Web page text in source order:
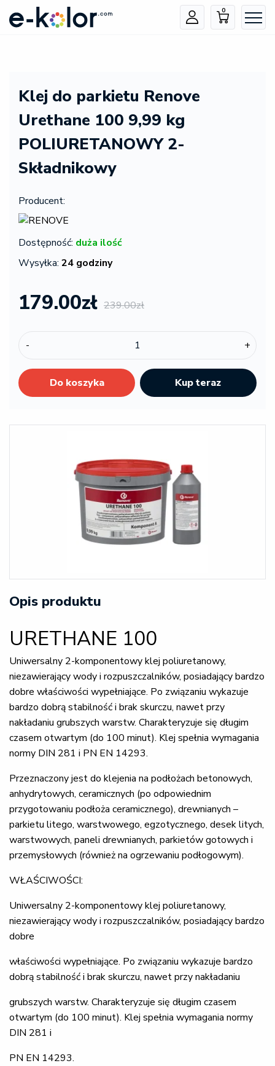
0
Klej do parkietu Renove
Urethane 100 9,99 kg
POLIURETANOWY 2-
Składnikowy
Producent:
Dostępność: duża ilość
Wysyłka: 24 godziny
179.00zł 239.00zł
- +
Do koszyka Kup teraz
Opis produktu
URETHANE 100
Uniwersalny 2-komponentowy klej poliuretanowy,
niezawierający wody i rozpuszczalników, posiadający bardzo
dobre właściwości wypełniające. Po związaniu wykazuje
bardzo dobrą stabilność i brak skurczu, nawet przy
nakładaniu grubszych warstw. Charakteryzuje się długim
czasem otwartym (do 100 minut). Klej spełnia wymagania
normy DIN 281 i PN EN 14293.
Przeznaczony jest do klejenia na podłożach betonowych,
anhydrytowych, ceramicznych (po odpowiednim
przygotowaniu podłoża ceramicznego), drewnianych –
parkietu litego, warstwowego, egzotycznego, desek litych,
warstwowych, paneli drewnianych, parkietów gotowych i
przemysłowych (również na ogrzewaniu podłogowym).
WŁAŚCIWOŚCI:
Uniwersalny 2-komponentowy klej poliuretanowy,
niezawierający wody i rozpuszczalników, posiadający bardzo
dobre
właściwości wypełniające. Po związaniu wykazuje bardzo
dobrą stabilność i brak skurczu, nawet przy nakładaniu
grubszych warstw. Charakteryzuje się długim czasem
otwartym (do 100 minut). Klej spełnia wymagania normy
DIN 281 i
PN EN 14293.